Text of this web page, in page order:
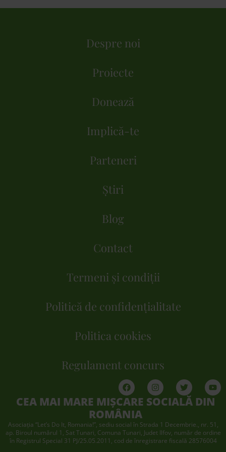
Despre noi
Proiecte
Donează
Implică-te
Parteneri
Știri
Blog
Contact
Termeni și condiții
Politică de confidențialitate
Politica cookies
Regulament concurs
CEA MAI MARE MIȘCARE SOCIALĂ DIN
ROMÂNIA
Asociaţia “Let’s Do It, Romania!”, sediu social în Strada 1 Decembrie., nr. 51,
ap. Biroul numărul 1, Sat Tunari, Comuna Tunari, Judet Ilfov, număr de ordine
în Registrul Special 31 PJ/25.05.2011, cod de înregistrare fiscală 28576004